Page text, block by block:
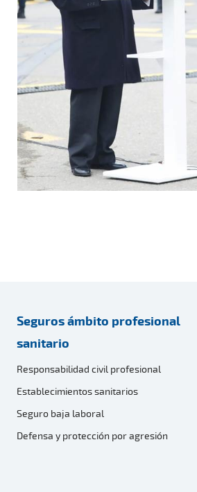
Seguros ámbito profesional
sanitario
Responsabilidad civil profesional
Establecimientos sanitarios
Seguro baja laboral
Defensa y protección por agresión